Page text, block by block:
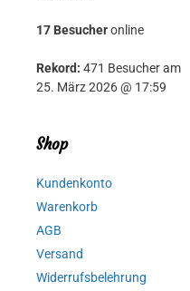
17 Besucheronline
Rekord: 471 Besucher am
25. März 2026 @ 17:59
Shop
Kundenkonto
Warenkorb
AGB
Versand
Widerrufsbelehrung